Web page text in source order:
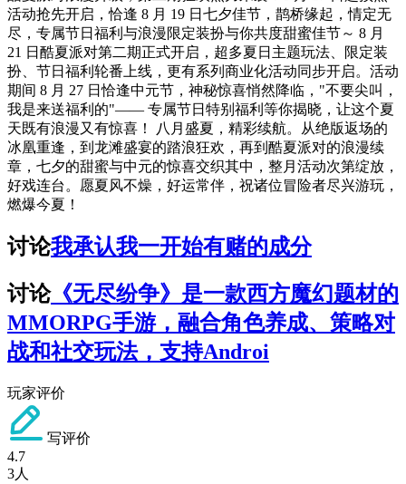
活动抢先开启，恰逢 8 月 19 日七夕佳节，鹊桥缘起，情定无
尽，专属节日福利与浪漫限定装扮与你共度甜蜜佳节～ 8 月
21 日酷夏派对第二期正式开启，超多夏日主题玩法、限定装
扮、节日福利轮番上线，更有系列商业化活动同步开启。活动
期间 8 月 27 日恰逢中元节，神秘惊喜悄然降临，"不要尖叫，
我是来送福利的"—— 专属节日特别福利等你揭晓，让这个夏
天既有浪漫又有惊喜！ 八月盛夏，精彩续航。从绝版返场的
冰凰重逢，到龙滩盛宴的踏浪狂欢，再到酷夏派对的浪漫续
章，七夕的甜蜜与中元的惊喜交织其中，整月活动次第绽放，
好戏连台。愿夏风不燥，好运常伴，祝诸位冒险者尽兴游玩，
燃爆今夏！
讨论我承认我一开始有赌的成分
讨论《无尽纷争》是一款西方魔幻题材的
MMORPG手游，融合角色养成、策略对
战和社交玩法，支持Androi
玩家评价
写评价
4.7
3人